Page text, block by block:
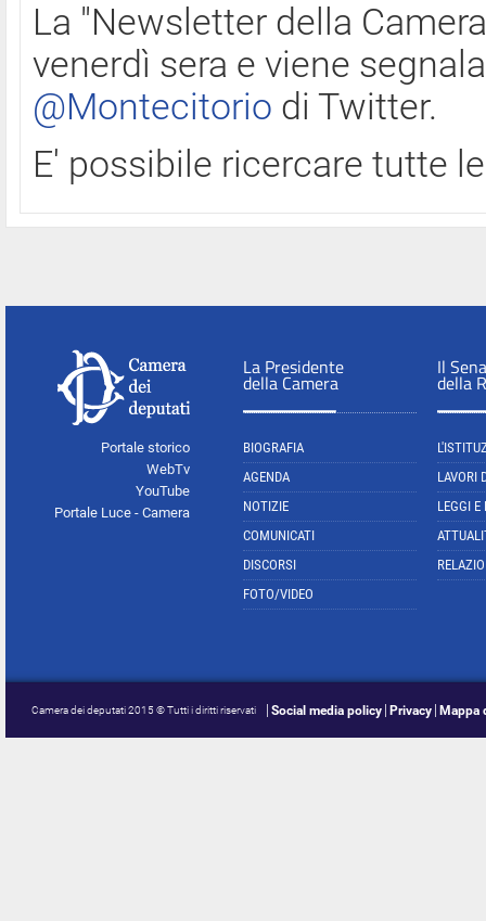
La "Newsletter della
venerdì sera e viene
@Montecitorio di Twitter.
E' possibile ricercare tutte
Portale storico
WebTv
YouTube
Portale Luce - Camera
La Presidente
della Camera
BIOGRAFIA
AGENDA
NOTIZIE
COMUNICATI
DISCORSI
FOTO/VIDEO
Il
della
LAVORI
LEGGI E
Camera dei deputati 2015 © Tutti i diritti riservati Social media policy Privacy Mappa